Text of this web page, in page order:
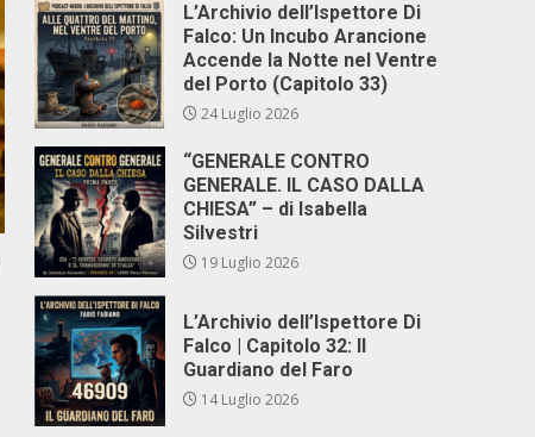
L’Archivio dell’Ispettore Di
Falco: Un Incubo Arancione
Accende la Notte nel Ventre
del Porto (Capitolo 33)
24 Luglio 2026
“GENERALE CONTRO
GENERALE. IL CASO DALLA
CHIESA” – di Isabella
Silvestri
19 Luglio 2026
L’Archivio dell’Ispettore Di
Falco | Capitolo 32: Il
Guardiano del Faro
14 Luglio 2026